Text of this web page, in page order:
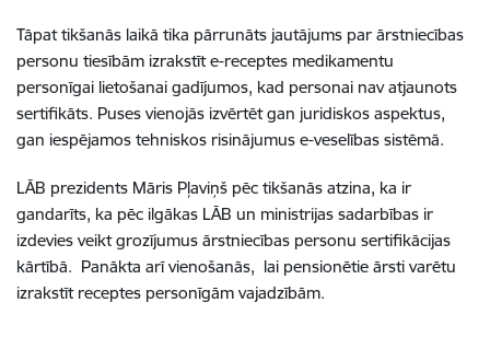
Tāpat tikšanās laikā tika pārrunāts jautājums par ārstniecības
personu tiesībām izrakstīt e-receptes medikamentu
personīgai lietošanai gadījumos, kad personai nav atjaunots
sertifikāts. Puses vienojās izvērtēt gan juridiskos aspektus,
gan iespējamos tehniskos risinājumus e-veselības sistēmā.
LĀB prezidents Māris Pļaviņš pēc tikšanās atzina, ka ir
gandarīts, ka pēc ilgākas LĀB un ministrijas sadarbības ir
izdevies veikt grozījumus ārstniecības personu sertifikācijas
kārtībā. Panākta arī vienošanās, lai pensionētie ārsti varētu
izrakstīt receptes personīgām vajadzībām.